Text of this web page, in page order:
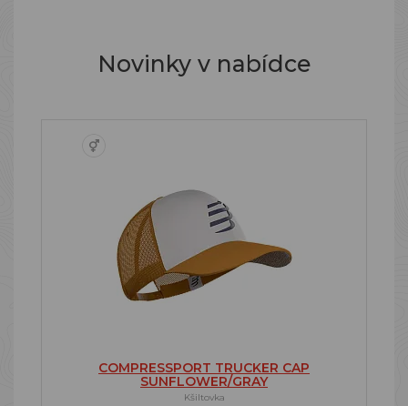
Novinky v nabídce
COMPRESSPORT TRUCKER CAP
SUNFLOWER/GRAY
Kšiltovka